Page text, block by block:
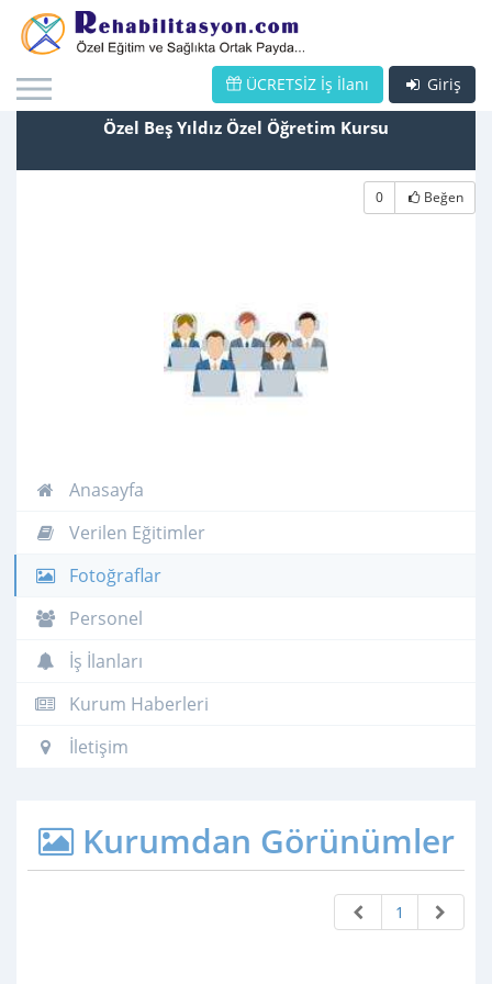
Giriş
ÜCRETSİZ İş İlanı
Özel Beş Yıldız Özel Öğretim Kursu
0 Beğen
Anasayfa
Verilen Eğitimler
Fotoğraflar
Personel
İş İlanları
Kurum Haberleri
İletişim
Kurumdan Görünümler
1